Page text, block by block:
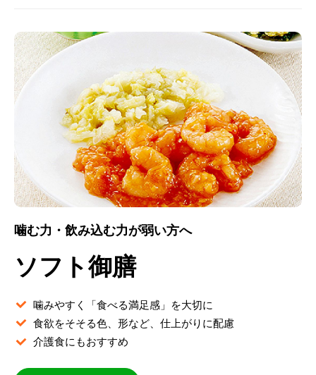
噛む力・飲み込む力が弱い方へ
ソフト御膳
噛みやすく「食べる満足感」を大切に
食欲をそそる色、形など、仕上がりに配慮
介護食にもおすすめ